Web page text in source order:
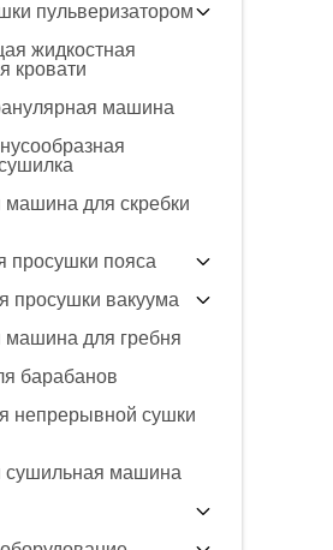
пульверизатором
жидкостная
кровати
машина
для скребки
просушки пояса
просушки вакуума
для гребня
барабанов
непрерывной сушки
машина